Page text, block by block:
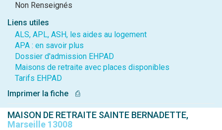
Non Renseignés
Liens utiles
ALS, APL, ASH, les aides au logement
APA : en savoir plus
Dossier d'admission EHPAD
Maisons de retraite avec places disponibles
Tarifs EHPAD
Imprimer la fiche
⎙
MAISON DE RETRAITE SAINTE BERNADETTE,
Marseille 13008